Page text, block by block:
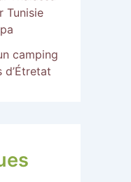
Tunisie
camping